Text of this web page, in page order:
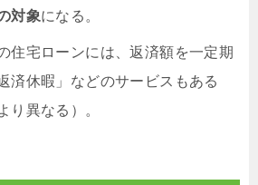
対象になる。
住宅ローンには、返済額を一定期
済休暇」などのサービスもある
り異なる）。